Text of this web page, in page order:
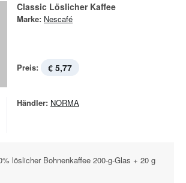
Classic Löslicher Kaffee
Marke: Nescafé
Preis: € 5,77
Händler: NORMA
löslicher Bohnenkaffee 200-g-Glas + 20 g